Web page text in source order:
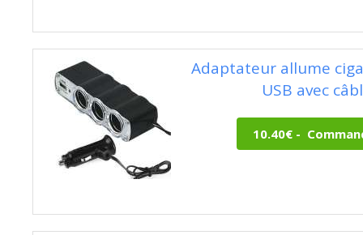
Adaptateur allume
USB avec